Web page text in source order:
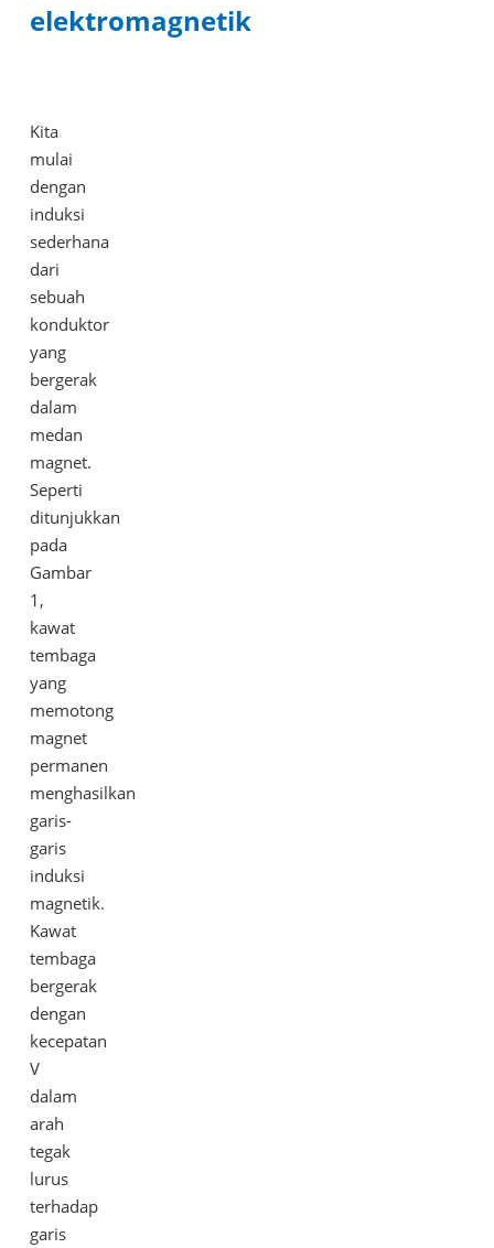
elektromagnetik
Kita
mulai
dengan
induksi
sederhana
dari
sebuah
konduktor
yang
bergerak
dalam
medan
magnet.
Seperti
ditunjukkan
pada
Gambar
1,
kawat
tembaga
yang
memotong
magnet
permanen
menghasilkan
garis-
garis
induksi
magnetik.
Kawat
tembaga
bergerak
dengan
kecepatan
V
dalam
arah
tegak
lurus
terhadap
garis